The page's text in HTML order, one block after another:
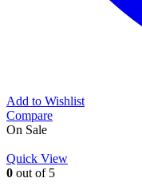
Add to Wishlist
Compare
On Sale
Quick View
0 out of 5